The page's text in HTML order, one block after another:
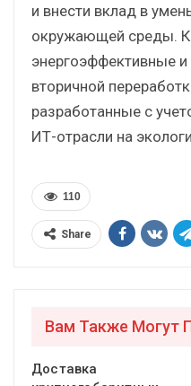
и внести вклад в
окружающей среды.
энергоэффективные
вторичной
разработанные с
ИТ-отрасли на
110
Share
Вам Также Могут
Доставка